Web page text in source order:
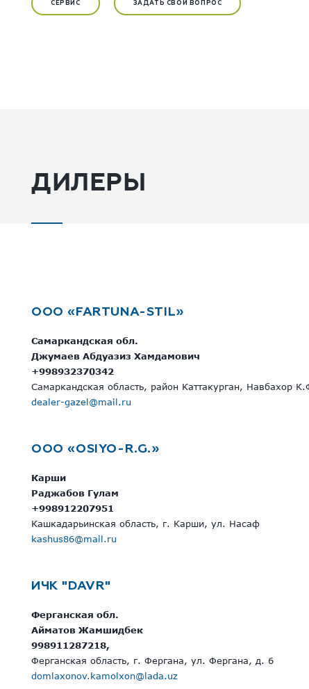
СЕРВИС ЗАДАТЬ СВОЙ ВОПРОС
ДИЛЕРЫ
OOO «FARTUNA-STIL»
Самаркандская обл.
Джумаев Абдуазиз Хамдамович
+998932370342
Самаркандская область, район Каттакурган, Навбахор
dealer-gazel@mail.ru
OOO «OSIYO-R.G.»
Карши
Раджабов Гулам
+998912207951
Кашкадарьинская область, г. Карши, ул. Насаф
kashus86@mail.ru
ИЧК "DAVR"
Ферганская обл.
Айматов Жамшидбек
998911287218,
Ферганская область, г. Фергана, ул. Фергана, д. 6
domlaxonov.kamolxon@lada.uz